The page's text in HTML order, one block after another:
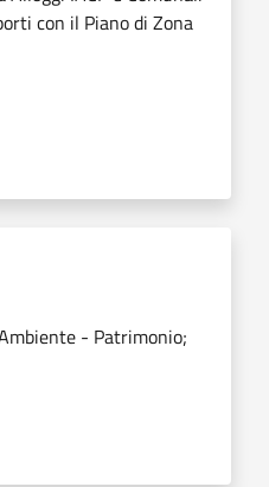
con il Piano di Zona
- Patrimonio;